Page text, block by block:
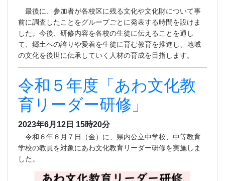
最後に、参加者が各校区に残る文化や文化財について事
前に調査したことをグループごとに発表する時間を設けま
した。今後、研修内容を各校の生徒に伝えることを通し
て、郷土への誇りや愛着を生徒に育む教育を推進し、地域
の文化を後世に伝承していく人材の育成を目指します。
令和５年度「あわ文化教
育リーダー研修」
2023年6月12日 15時20分
令和６年６月７日（金）に、県内公立中学校、中等教育
学校の教員を対象にあわ文化教育リーダー研修を実施しま
した。